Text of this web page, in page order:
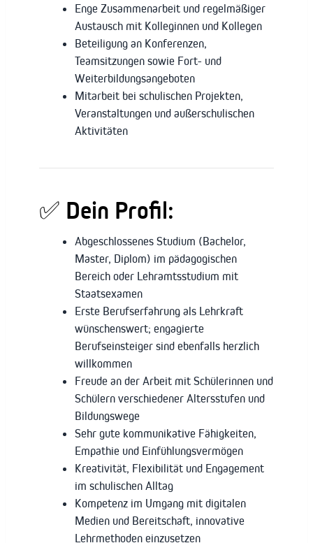
Enge Zusammenarbeit und regelmäßiger
Austausch mit Kolleginnen und Kollegen
Beteiligung an Konferenzen,
Teamsitzungen sowie Fort- und
Weiterbildungsangeboten
Mitarbeit bei schulischen Projekten,
Veranstaltungen und außerschulischen
Aktivitäten
✅ Dein Profil:
Abgeschlossenes Studium (Bachelor,
Master, Diplom) im pädagogischen
Bereich oder Lehramtsstudium mit
Staatsexamen
Erste Berufserfahrung als Lehrkraft
wünschenswert; engagierte
Berufseinsteiger sind ebenfalls herzlich
willkommen
Freude an der Arbeit mit Schülerinnen und
Schülern verschiedener Altersstufen und
Bildungswege
Sehr gute kommunikative Fähigkeiten,
Empathie und Einfühlungsvermögen
Kreativität, Flexibilität und Engagement
im schulischen Alltag
Kompetenz im Umgang mit digitalen
Medien und Bereitschaft, innovative
Lehrmethoden einzusetzen